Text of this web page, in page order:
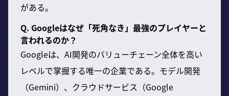
がある。
Q. Googleはなぜ「死角なき」最強のプレイヤーと
言われるのか？
Googleは、AI開発のバリューチェーン全体を高い
レベルで掌握する唯一の企業である。モデル開発
（Gemini）、クラウドサービス（Google